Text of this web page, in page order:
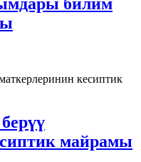
билим
майрамы